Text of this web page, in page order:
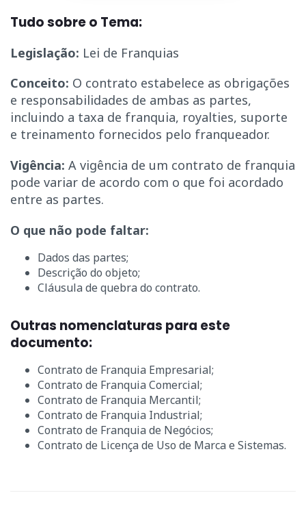
Tudo sobre o Tema:
Legislação: Lei de Franquias
Conceito: O contrato estabelece as obrigações
e responsabilidades de ambas as partes,
incluindo a taxa de franquia, royalties, suporte
e treinamento fornecidos pelo franqueador.
Vigência: A vigência de um contrato de franquia
pode variar de acordo com o que foi acordado
entre as partes.
O que não pode faltar:
Dados das partes;
Descrição do objeto;
Cláusula de quebra do contrato.
Outras nomenclaturas para este
documento:
Contrato de Franquia Empresarial;
Contrato de Franquia Comercial;
Contrato de Franquia Mercantil;
Contrato de Franquia Industrial;
Contrato de Franquia de Negócios;
Contrato de Licença de Uso de Marca e Sistemas.